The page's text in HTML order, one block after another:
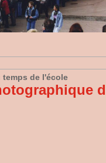
temps de l'école